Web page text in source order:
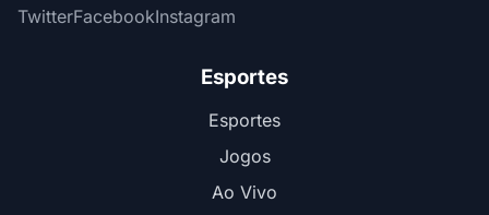
TwitterFacebookInstagram
Esportes
Esportes
Jogos
Ao Vivo